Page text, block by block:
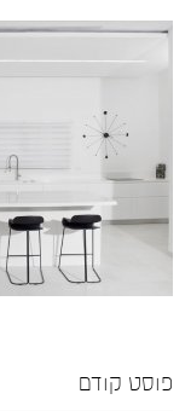
פוסט קודם